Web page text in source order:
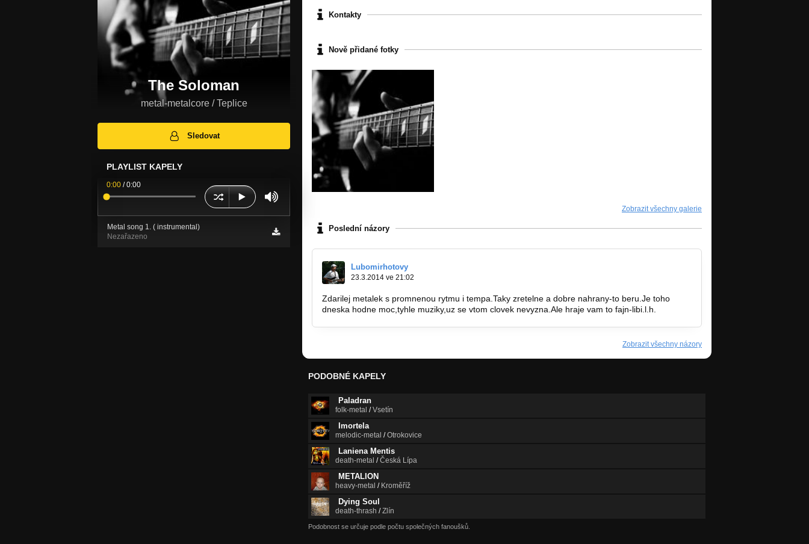
The Soloman
metal-metalcore / Teplice
Sledovat
PLAYLIST KAPELY
0:00 /0:00
Metal song 1. ( instrumental)
Nezařazeno
Kontakty
Nově přidané fotky
Zobrazit všechny galerie
Poslední názory
Lubomirhotovy
23.3.2014 ve 21:02
Zdarilej metalek s promnenou rytmu i tempa.Taky zretelne a dobre nahrany-to beru.Je toho
dneska hodne moc,tyhle muziky,uz se vtom clovek nevyzna.Ale hraje vam to fajn-libi.l.h.
Zobrazit všechny názory
PODOBNÉ KAPELY
Paladran
folk-metal /Vsetín
Imortela
melodic-metal /Otrokovice
Laniena Mentis
death-metal /Česká Lípa
METALION
heavy-metal / Kroměříž
Dying Soul
death-thrash /Zlín
Podobnost se určuje podle počtu společných fanoušků.